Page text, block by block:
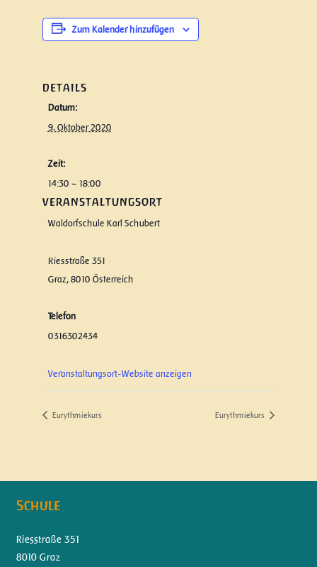
Zum Kalender hinzufügen
DETAILS
Datum:
9. Oktober 2020
Zeit:
14:30 – 18:00
VERANSTALTUNGSORT
Waldorfschule Karl Schubert
Riesstraße 351
Graz, 8010 Österreich
Telefon
0316302434
Veranstaltungsort-Website anzeigen
Eurythmiekurs Eurythmiekurs
Schule
Riesstraße 351
8010 Graz